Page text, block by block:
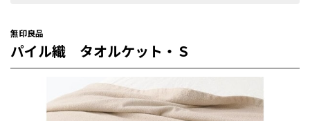
無印良品
パイル織 タオルケット・Ｓ